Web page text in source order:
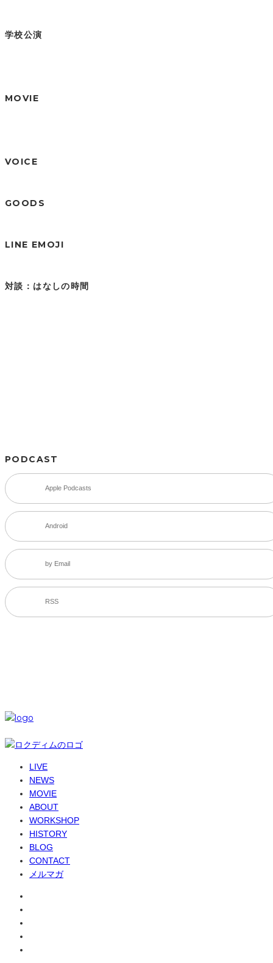
学校公演
MOVIE
VOICE
GOODS
LINE EMOJI
対談：はなしの時間
PODCAST
Apple Podcasts
Android
by Email
RSS
LIVE
NEWS
MOVIE
ABOUT
WORKSHOP
HISTORY
BLOG
CONTACT
メルマガ